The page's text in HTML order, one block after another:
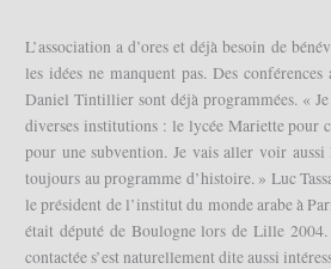
L’association a d’ores et déjà besoin de
les idées ne manquent pas. Des
Daniel Tintillier sont déjà programmées. «
diverses institutions : le lycée Mariette pour
pour une subvention. Je vais aller voir aussi
toujours au programme d’histoire. » Luc
le président de l’institut du monde arabe à
était député de Boulogne lors de Lille
contactée s’est naturellement dite aussi